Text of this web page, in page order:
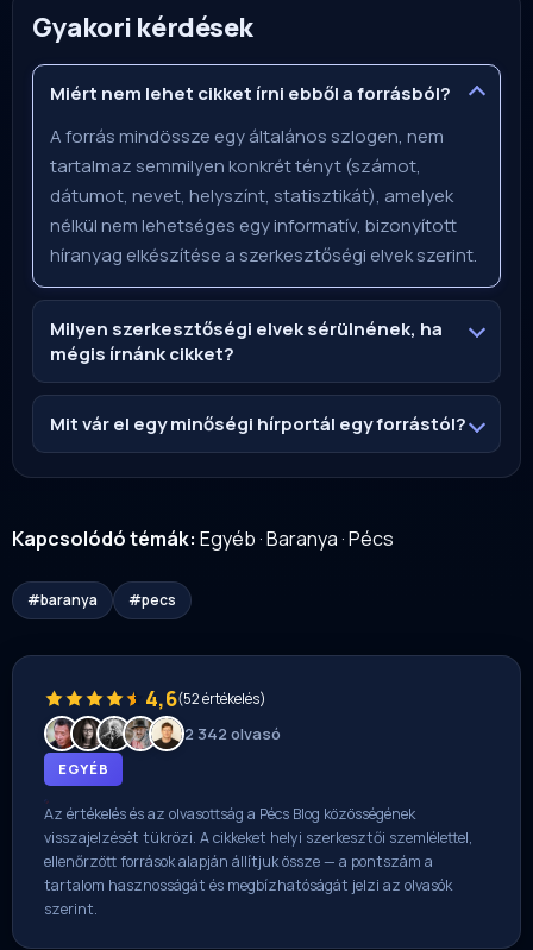
Gyakori kérdések
Miért nem lehet cikket írni ebből a forrásból?
A forrás mindössze egy általános szlogen, nem
tartalmaz semmilyen konkrét tényt (számot,
dátumot, nevet, helyszínt, statisztikát), amelyek
nélkül nem lehetséges egy informatív, bizonyított
híranyag elkészítése a szerkesztőségi elvek szerint.
Milyen szerkesztőségi elvek sérülnének, ha
mégis írnánk cikket?
Mit vár el egy minőségi hírportál egy forrástól?
Kapcsolódó témák: Egyéb·Baranya·Pécs
#baranya #pecs
4,6(52 értékelés)
2 342 olvasó
EGYÉB
Az értékelés és az olvasottság a Pécs Blog közösségének
visszajelzését tükrözi. A cikkeket helyi szerkesztői szemlélettel,
ellenőrzött források alapján állítjuk össze — a pontszám a
tartalom hasznosságát és megbízhatóságát jelzi az olvasók
szerint.